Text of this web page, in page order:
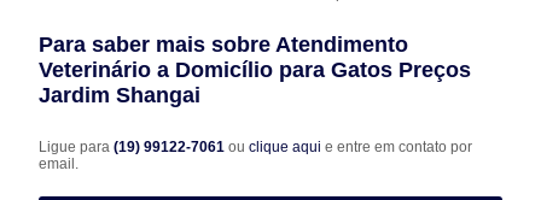
Para saber mais sobre Atendimento
Veterinário a Domicílio para Gatos Preços
Jardim Shangai
Ligue para(19) 99122-7061ouclique aqui e entre em contato por
email.